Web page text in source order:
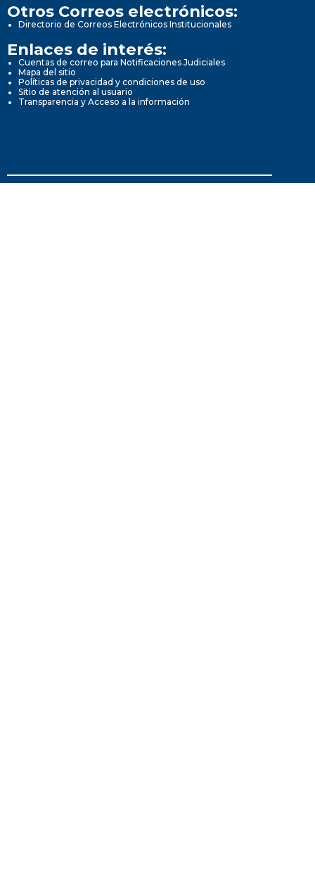
Otros Correos electrónicos:
Directorio de Correos Electrónicos Institucionales
Enlaces de interés:
Cuentas de correo para Notificaciones Judiciales
Mapa del sitio
Políticas de privacidad y condiciones de uso
Sitio de atención al usuario
Transparencia y Acceso a la información